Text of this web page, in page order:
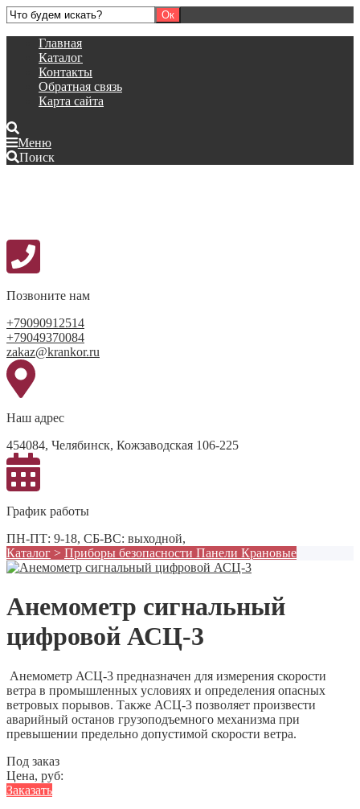
Главная
Каталог
Контакты
Обратная связь
Карта сайта
Меню
Поиск
Позвоните нам
+79090912514
+79049370084
zakaz@krankor.ru
Наш адрес
454084, Челябинск, Кожзаводская 106-225
График работы
ПН-ПТ: 9-18, СБ-ВС: выходной,
Каталог > Приборы безопасности Панели Крановые
Анемометр сигнальный
цифровой АСЦ-3
Анемометр АСЦ-3 предназначен для измерения скорости
ветра в промышленных условиях и определения опасных
ветровых порывов. Также АСЦ-3 позволяет произвести
аварийный останов грузоподъемного механизма при
превышении предельно допустимой скорости ветра.
Под заказ
Цена, руб:
Заказать